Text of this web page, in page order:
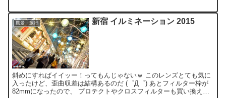
風景・旅行 新宿 イルミネーション 2015
斜めにすればイイッー！ってもんじゃないｗ このレンズとても気に
入ったけど、歪曲収差は結構あるのだ (゜Д゜) あとフィルター枠が
82mmになったので、 プロテクトやクロスフィルターも買い換え